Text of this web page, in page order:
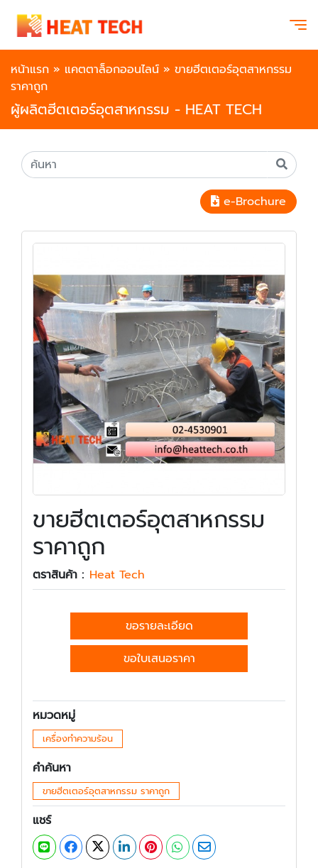
หน้าแรก » แคตตาล็อกออนไลน์ » ขายฮีตเตอร์อุตสาหกรรม
ราคาถูก
ผู้ผลิตฮีตเตอร์อุตสาหกรรม - HEAT TECH
e-Brochure
ขายฮีตเตอร์อุตสาหกรรม
ราคาถูก
ตราสินค้า : Heat Tech
ขอรายละเอียด
ขอใบเสนอราคา
หมวดหมู่
เครื่องทำความร้อน
คำค้นหา
ขายฮีตเตอร์อุตสาหกรรม ราคาถูก
แชร์